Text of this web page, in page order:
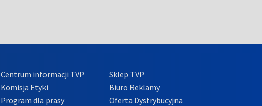
Centrum informacji TVP
Komisja Etyki
Program dla prasy
Sklep TVP
Biuro Reklamy
Oferta Dystrybucyjna